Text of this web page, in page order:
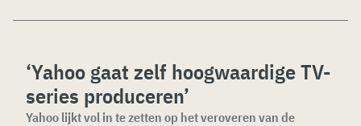
‘Yahoo gaat zelf hoogwaardige TV-
series produceren’
Yahoo lijkt vol in te zetten op het veroveren van de